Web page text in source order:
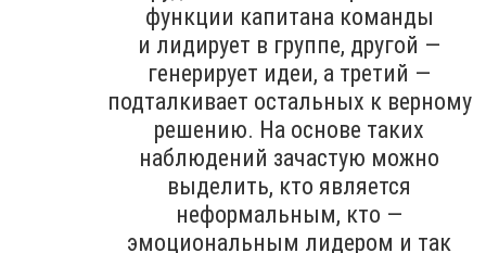
функции капитана команды
и лидирует в группе, другой —
генерирует идеи, а третий —
подталкивает остальных к верному
решению. На основе таких
наблюдений зачастую можно
выделить, кто является
неформальным, кто —
эмоциональным лидером и так